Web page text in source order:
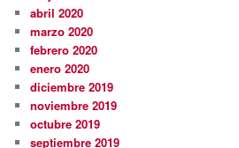
abril 2020
marzo 2020
febrero 2020
enero 2020
diciembre 2019
noviembre 2019
octubre 2019
septiembre 2019